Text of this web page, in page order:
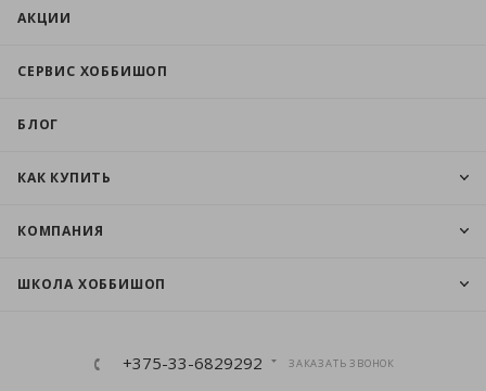
АКЦИИ
СЕРВИС ХОББИШОП
БЛОГ
КАК КУПИТЬ
КОМПАНИЯ
ШКОЛА ХОББИШОП
+375-33-6829292 ЗАКАЗАТЬ ЗВОНОК